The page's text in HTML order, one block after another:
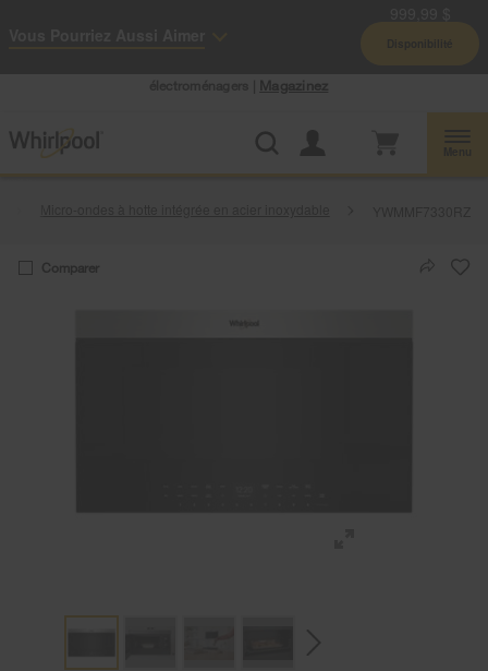
Magazinez
Comparer